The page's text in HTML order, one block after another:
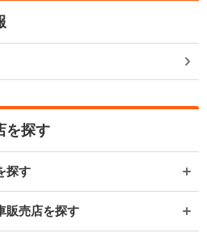
を探す
探す
販売店を探す